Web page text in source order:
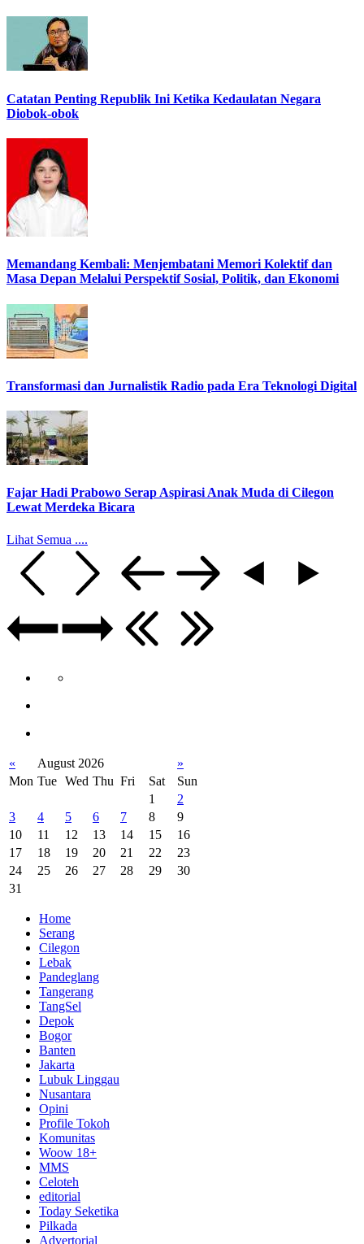
Catatan Penting Republik Ini Ketika Kedaulatan Negara
Diobok-obok
Memandang Kembali: Menjembatani Memori Kolektif dan
Masa Depan Melalui Perspektif Sosial, Politik, dan Ekonomi
Transformasi dan Jurnalistik Radio pada Era Teknologi Digital
Fajar Hadi Prabowo Serap Aspirasi Anak Muda di Cilegon
Lewat Merdeka Bicara
Lihat Semua ....
« August 2026
»
Mon Tue Wed Thu Fri Sat
Sun
1
2
3
4 5 6 7 8
9
10
11 12 13 14 15
16
17
18 19 20 21 22
23
24
25 26 27 28 29
30
31
Home
Serang
Cilegon
Lebak
Pandeglang
Tangerang
TangSel
Depok
Bogor
Banten
Jakarta
Lubuk Linggau
Nusantara
Opini
Profile Tokoh
Komunitas
Woow 18+
MMS
Celoteh
editorial
Today Seketika
Pilkada
Advertorial